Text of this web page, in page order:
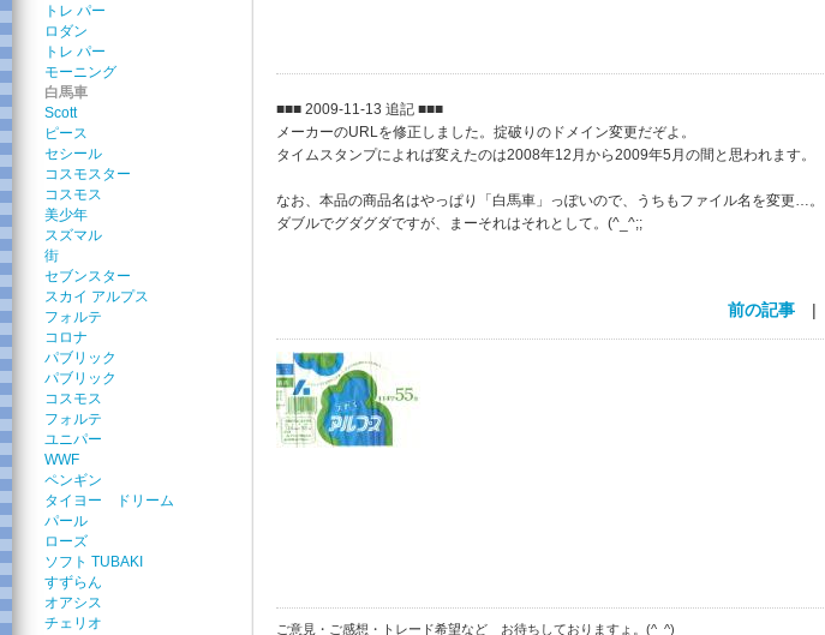
トレ パー
ロダン
トレ パー
モーニング
白馬車
Scott
ピース
セシール
コスモスター
コスモス
美少年
スズマル
街
セブンスター
スカイ アルプス
フォルテ
コロナ
パブリック
パブリック
コスモス
フォルテ
ユニパー
WWF
ペンギン
タイヨー ドリーム
パール
ローズ
ソフト TUBAKI
すずらん
オアシス
チェリオ
■■■ 2009-11-13 追記 ■■■
メーカーのURLを修正しました。掟破りのドメイン変更だぞよ。
タイムスタンプによれば変えたのは2008年12月から2009年5月の間と思われます。
なお、本品の商品名はやっぱり「白馬車」っぽいので、うちもファイル名を変更…。
ダブルでグダグダですが、まーそれはそれとして。(^_^;;
前の記事 |
ご意見・ご感想・トレード希望など お待ちしておりますょ。(^_^)